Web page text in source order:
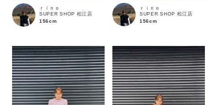
ｒｉｎｏ
SUPER SHOP 松江店
156cm
ｒｉｎｏ
SUPER SHOP 松江店
156cm